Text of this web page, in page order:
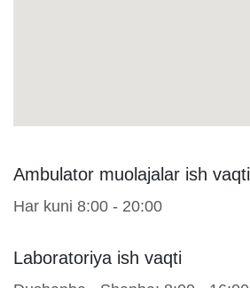
Ambulator muolajalar ish vaqti
Har kuni 8:00 - 20:00
Laboratoriya ish vaqti